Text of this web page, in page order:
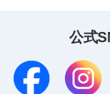
公式